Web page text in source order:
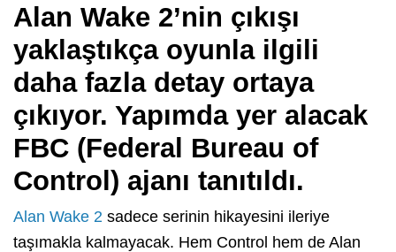
Alan Wake 2’nin çıkışı
yaklaştıkça oyunla ilgili
daha fazla detay ortaya
çıkıyor. Yapımda yer alacak
FBC (Federal Bureau of
Control) ajanı tanıtıldı.
Alan Wake 2 sadece serinin hikayesini ileriye
taşımakla kalmayacak. Hem Control hem de Alan